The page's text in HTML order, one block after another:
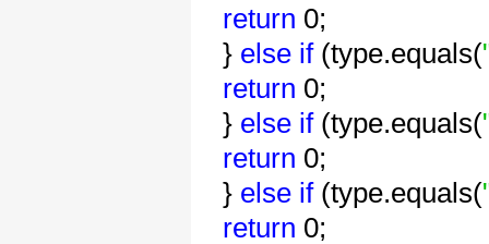
return 0;
} else if(type.equals(
return 0;
} else if(type.equals(
return 0;
} else if(type.equals(
return 0;